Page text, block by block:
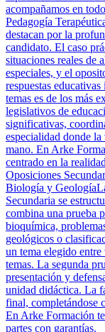
acompañamos en
Pedagogía
destacan por la
candidato. El caso
situaciones reales de
especiales, y el
respuestas
temas es de los más
legislativos de
significativas,
especialidad donde
mano. En Arke
centrado en la
Oposiciones
Biología y Geología
Secundaria se
combina una prueba
bioquímica,
geológicos o
un tema elegido
temas. La segunda
presentación y
unidad didáctica. La
final, completándose
En Arke Formación te
partes con garantías.